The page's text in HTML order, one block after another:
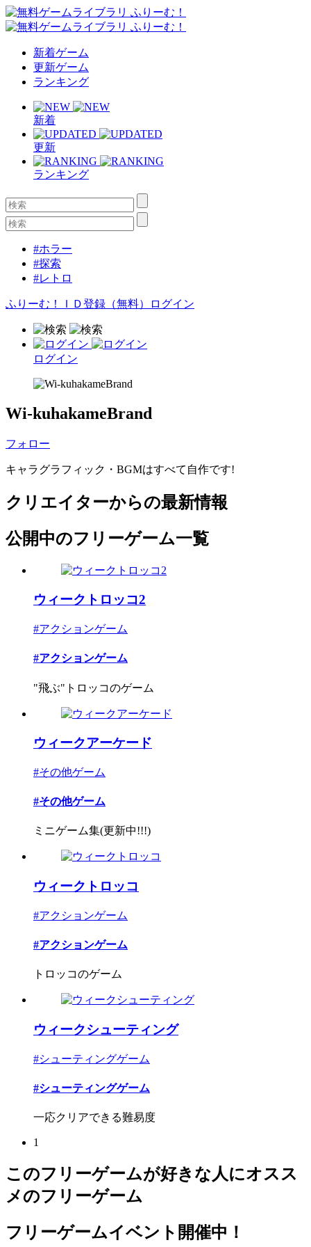
新着ゲーム
更新ゲーム
ランキング
新着
更新
ランキング
#ホラー
#探索
#レトロ
ふりーむ！ＩＤ登録（無料） ログイン
ログイン
Wi-kuhakameBrand
フォロー
キャラグラフィック・BGMはすべて自作です!
クリエイターからの最新情報
公開中のフリーゲーム一覧
ウィークトロッコ2
#アクションゲーム
#アクションゲーム
"飛ぶ"トロッコのゲーム
ウィークアーケード
#その他ゲーム
#その他ゲーム
ミニゲーム集(更新中!!!)
ウィークトロッコ
#アクションゲーム
#アクションゲーム
トロッコのゲーム
ウィークシューティング
#シューティングゲーム
#シューティングゲーム
一応クリアできる難易度
1
このフリーゲームが好きな人にオスス
メのフリーゲーム
フリーゲームイベント開催中！